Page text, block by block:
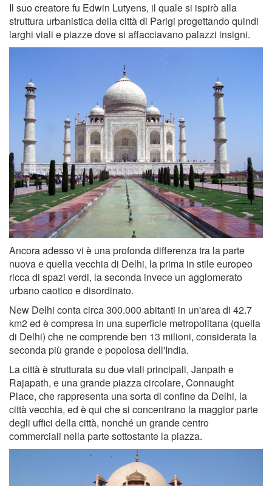
Il suo creatore fu Edwin Lutyens, il quale si ispirò alla
struttura urbanistica della città di Parigi progettando quindi
larghi viali e piazze dove si affacciavano palazzi insigni.
Ancora adesso vi è una profonda differenza tra la parte
nuova e quella vecchia di Delhi, la prima in stile europeo
ricca di spazi verdi, la seconda invece un agglomerato
urbano caotico e disordinato.
New Delhi conta circa 300.000 abitanti in un'area di 42.7
km2 ed è compresa in una superficie metropolitana (quella
di Delhi) che ne comprende ben 13 milioni, considerata la
seconda più grande e popolosa dell'India.
La città è strutturata su due viali principali, Janpath e
Rajapath, e una grande piazza circolare, Connaught
Place, che rappresenta una sorta di confine da Delhi, la
città vecchia, ed è qui che si concentrano la maggior parte
degli uffici della città, nonché un grande centro
commerciali nella parte sottostante la piazza.